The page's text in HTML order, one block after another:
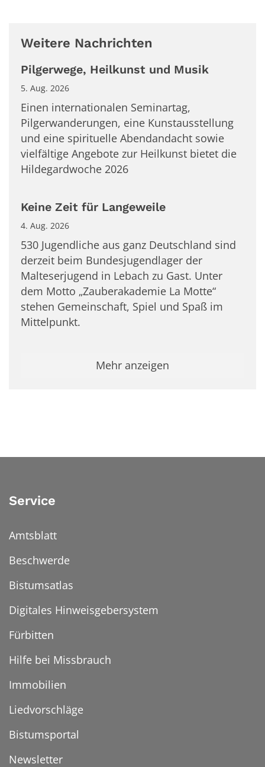
Weitere Nachrichten
Pilgerwege, Heilkunst und Musik
5. Aug. 2026
Einen internationalen Seminartag,
Pilgerwanderungen, eine Kunstausstellung
und eine spirituelle Abendandacht sowie
vielfältige Angebote zur Heilkunst bietet die
Hildegardwoche 2026
Keine Zeit für Langeweile
4. Aug. 2026
530 Jugendliche aus ganz Deutschland sind
derzeit beim Bundesjugendlager der
Malteserjugend in Lebach zu Gast. Unter
dem Motto „Zauberakademie La Motte“
stehen Gemeinschaft, Spiel und Spaß im
Mittelpunkt.
Mehr anzeigen
Service
Amtsblatt
Beschwerde
Bistumsatlas
Digitales Hinweisgebersystem
Fürbitten
Hilfe bei Missbrauch
Immobilien
Liedvorschläge
Bistumsportal
Newsletter